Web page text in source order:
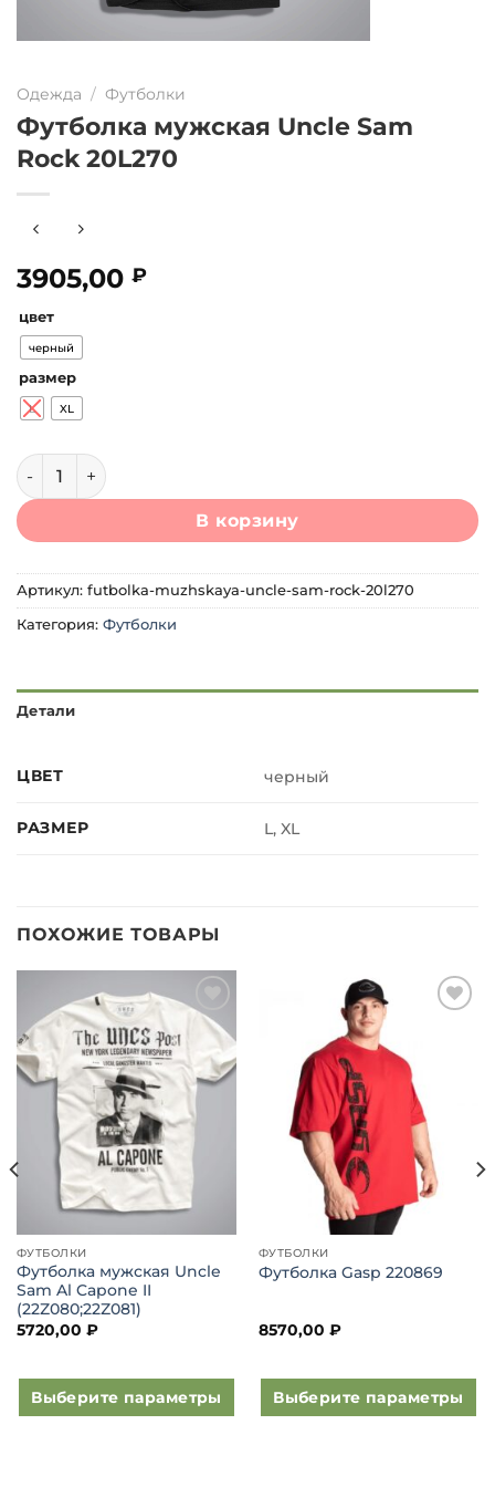
Одежда / Футболки
Футболка мужская Uncle Sam
Rock 20L270
3905,00 ₽
цвет
черный
размер
L XL
Количество товара Футболка мужская Uncle Sam Rock
В корзину
Артикул: futbolka-muzhskaya-uncle-sam-rock-20l270
Категория: Футболки
Детали
ЦВЕТ черный
РАЗМЕР L, XL
ПОХОЖИЕ ТОВАРЫ
Добавить
в список
желаний
ФУТБОЛКИ
Футболка мужская Uncle
Sam Al Capone II
(22Z080;22Z081)
5720,00 ₽
Выберите параметры
желаний
ФУТБОЛКИ
Футболка Gasp 220869
8570,00 ₽
Выберите параметры